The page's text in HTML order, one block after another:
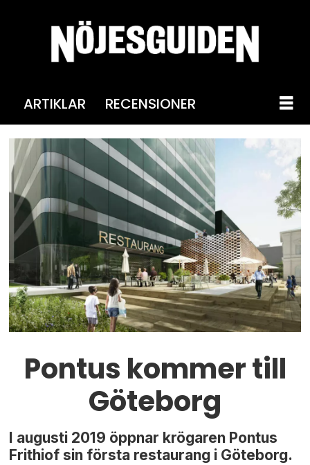
ARTIKLAR RECENSIONER
Pontus kommer till
Göteborg
I augusti 2019 öppnar krögaren Pontus
Frithiof sin första restaurang i Göteborg.